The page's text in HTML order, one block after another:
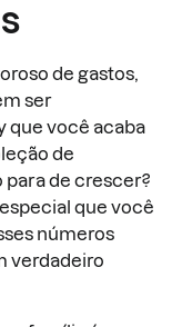
de gastos,
ser
que você acaba
de
para de crescer?
que você
números
verdadeiro